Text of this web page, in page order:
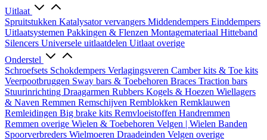
Uitlaat
Spruitstukken Katalysator vervangers Middendempers Einddempers
Uitlaatsystemen Pakkingen & Flenzen Montagemateriaal Hitteband
Silencers Universele uitlaatdelen Uitlaat overige
Onderstel
Schroefsets Schokdempers Verlagingsveren Camber kits & Toe kits
Veerpootbruggen Sway bars & Toebehoren Braces Traction bars
Stuurinrichting Draagarmen Rubbers Kogels & Hoezen Wiellagers
& Naven Remmen Remschijven Remblokken Remklauwen
Remleidingen Big brake kits Remvloeistoffen Handremmen
Remmen overige Wielen & Toebehoren Velgen | Wielen Banden
Spoorverbreders Wielmoeren Draadeinden Velgen overige